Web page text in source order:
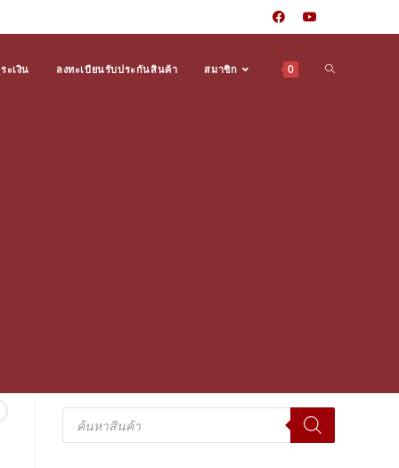
ะเงิน ลงทะเบียนรับประกันสินค้า สมาชิก 0 Toggle
Products
search